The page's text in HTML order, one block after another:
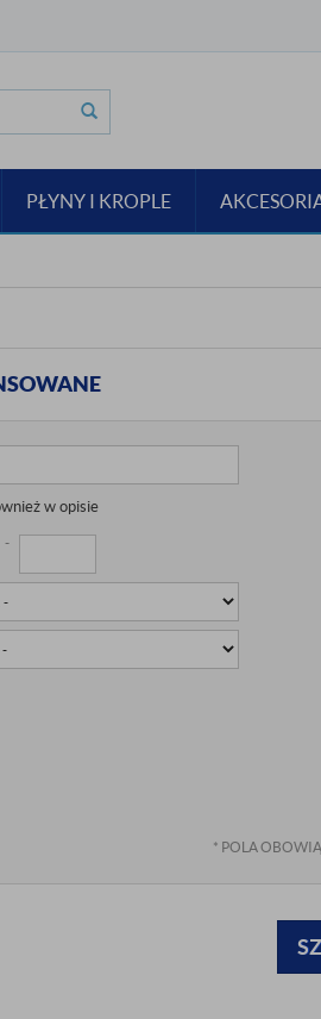
PŁYNY I KROPLE
w opisie
-
* POLA